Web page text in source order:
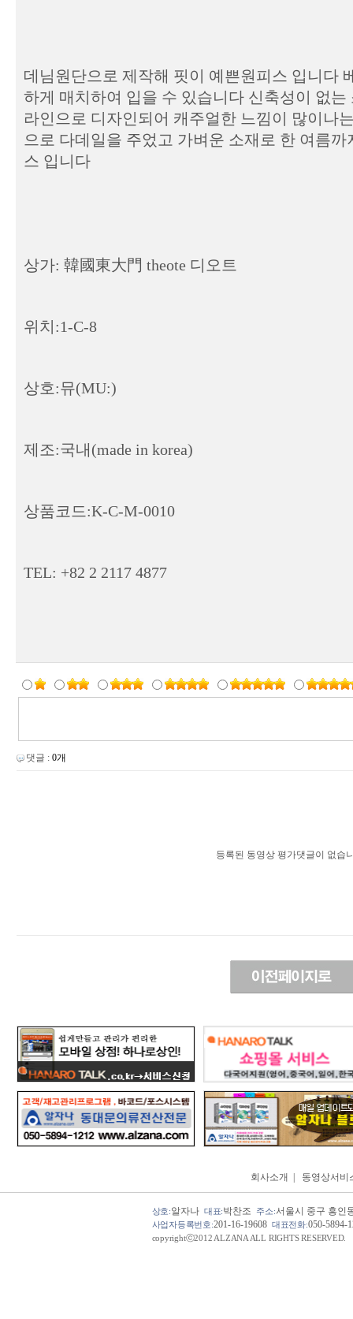
데님원단으로 제작해 핏이 예쁜원피스 입니다
하게 매치하여 입을 수 있습니다 신축성이 없
라인으로 디자인되어 캐주얼한 느낌이 많이나
으로 다데일을 주었고 가벼운 소재로 한 여름
스 입니다
상가: 韓國東大門 theote 디오트
위치:1-C-8
상호:뮤(MU:)
제조:국내(made in korea)
상품코드:K-C-M-0010
TEL: +82 2 2117 4877
댓글 : 0개
등록된 동영상 평가댓글이 없습
회사소개 동영상서비
상호:알자나 대표:박찬조주소:서울시 중구 흥인
사업자등록번호:201-16-19608 대표전화:050-5894-
copyrightⓒ2012 ALZANA ALL RIGHTS RESERVED.